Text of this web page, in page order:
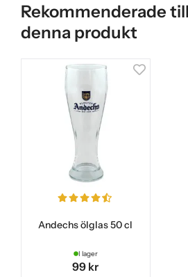
Rekommenderade
denna produkt
Andechs ölglas 50 cl
I lager
99 kr